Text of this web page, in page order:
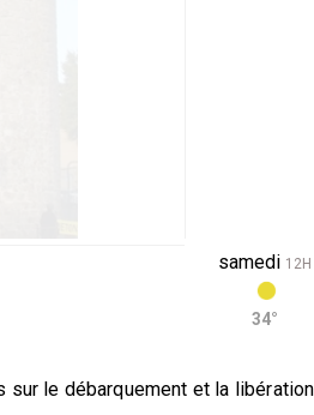
samedi 12H
34°
le débarquement et la